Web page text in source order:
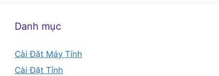
Danh mục
Cài Đặt Máy Tính
Cài Đặt Tỉnh